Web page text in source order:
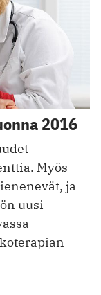
2016
Myös
ja
uusi